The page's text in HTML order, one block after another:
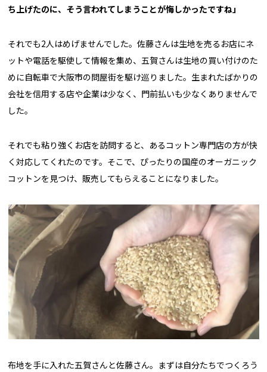
ち上げたのに、そう言われてしまうことが悔しかったですね」
それでも2人はめげませんでした。佐藤さんは生地を売るお店にネ
ットや電話を駆使して情報を集め、五賀さんは生地の買い付けのた
めに自転車で大阪市の問屋街を駆け巡りました。生まれたばかりの
会社を信用する店や企業は少なく、門前払いも少なくありませんで
した。
それでも粘り強くお店を訪問すると、あるコットン専門店の方が快
く対応してくれたのです。そこで、ぴったりの国産のオーガニック
コットンを見つけ、販売してもらえることになりました。
布地を手に入れた五賀さんと佐藤さん。まずは自分たちでつくろう